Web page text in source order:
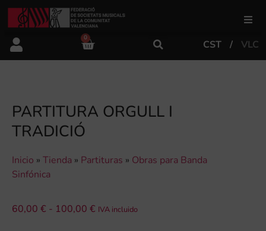
FSMCV
Área educativa
Área artística
Actualidad
0
CST VLC
PARTITURA ORGULL I
TRADICIÓ
Inicio » Tienda » Partituras » Obras para Banda
Sinfónica
60,00 € - 100,00 € IVA incluido